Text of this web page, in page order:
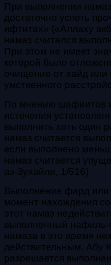
При выполнении
достаточно успеть
ифтитах» («Аллаху
намаз считался
При этом не имеет
которой было
очищение от хайд или
умственного
По мнению шафиитов
истечения
выполнить хоть один
намаз считается
если выполнено
намаз считается
аз-Зухайли, 1/516)
Выполнение фард или
момент нахождения
этот намаз
выполненный нафиль-
намаза в это время
действительным. Абу
разрешается